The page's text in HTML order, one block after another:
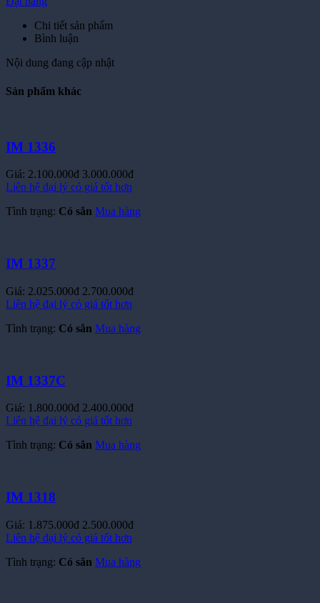
Chi tiết sản phẩm
Bình luận
Nội dung đang cập nhật
Sản phẩm khác
IM 1336
Giá: 2.100.000đ 3.000.000đ
Liên hệ đại lý có giá tốt hơn
Tình trạng: Có sẳn Mua hàng
IM 1337
Giá: 2.025.000đ 2.700.000đ
Liên hệ đại lý có giá tốt hơn
Tình trạng: Có sẳn Mua hàng
IM 1337C
Giá: 1.800.000đ 2.400.000đ
Liên hệ đại lý có giá tốt hơn
Tình trạng: Có sẳn Mua hàng
IM 1318
Giá: 1.875.000đ 2.500.000đ
Liên hệ đại lý có giá tốt hơn
Tình trạng: Có sẳn Mua hàng